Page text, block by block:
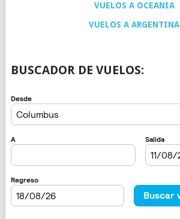
VUELOS A OCEANIA
VUELOS A ARGENTINA
BUSCADOR DE VUELOS: